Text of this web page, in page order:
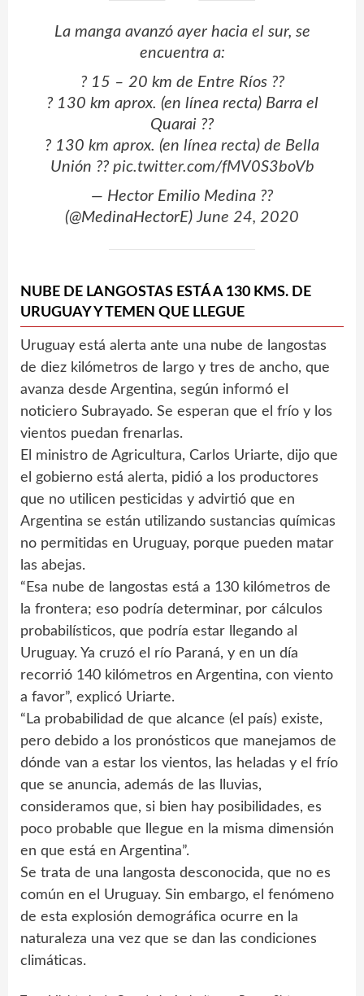
La manga avanzó ayer hacia el sur, se
encuentra a:
? 15 – 20 km de Entre Ríos ??
? 130 km aprox. (en línea recta) Barra el
Quarai ??
? 130 km aprox. (en línea recta) de Bella
Unión ?? pic.twitter.com/fMV0S3boVb
— Hector Emilio Medina ??
(@MedinaHectorE)June 24, 2020
NUBE DE LANGOSTAS ESTÁ A 130 KMS. DE
URUGUAY Y TEMEN QUE LLEGUE
Uruguay está alerta ante una nube de langostas
de diez kilómetros de largo y tres de ancho, que
avanza desde Argentina, según informó el
noticiero Subrayado. Se esperan que el frío y los
vientos puedan frenarlas.
El ministro de Agricultura, Carlos Uriarte, dijo que
el gobierno está alerta, pidió a los productores
que no utilicen pesticidas y advirtió que en
Argentina se están utilizando sustancias químicas
no permitidas en Uruguay, porque pueden matar
las abejas.
“Esa nube de langostas está a 130 kilómetros de
la frontera; eso podría determinar, por cálculos
probabilísticos, que podría estar llegando al
Uruguay. Ya cruzó el río Paraná, y en un día
recorrió 140 kilómetros en Argentina, con viento
a favor”, explicó Uriarte.
“La probabilidad de que alcance (el país) existe,
pero debido a los pronósticos que manejamos de
dónde van a estar los vientos, las heladas y el frío
que se anuncia, además de las lluvias,
consideramos que, si bien hay posibilidades, es
poco probable que llegue en la misma dimensión
en que está en Argentina”.
Se trata de una langosta desconocida, que no es
común en el Uruguay. Sin embargo, el fenómeno
de esta explosión demográfica ocurre en la
naturaleza una vez que se dan las condiciones
climáticas.